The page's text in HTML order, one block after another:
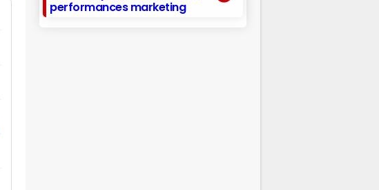
performances marketing